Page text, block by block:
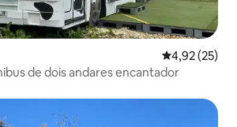
4,92 de uma
4,92 (25)
de dois andares encantador